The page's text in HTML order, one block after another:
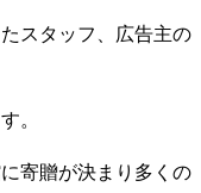
スタッフ、広告主の
。
寄贈が決まり多くの